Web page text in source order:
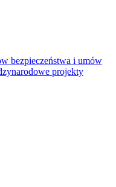
bezpieczeństwa i umów
projekty